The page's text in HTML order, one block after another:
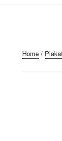
Home /